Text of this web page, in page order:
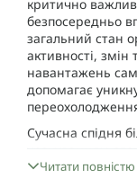
критично
безпосередньо
загальний стан
активності,
навантажень
допомагає
Сучасна спідня
урахуванням
відводити
Читати повністю